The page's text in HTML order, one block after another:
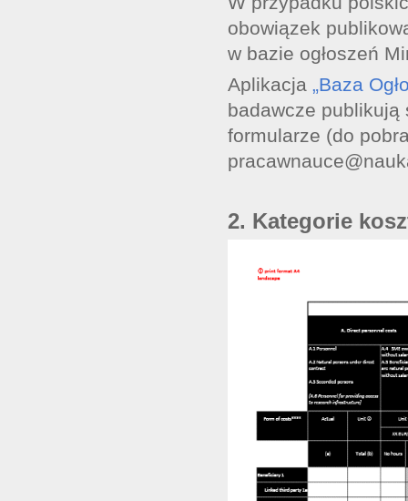
obowiązek
w bazie ogłoszeń
Aplikacja
„Baza
badawcze publikują
formularze (do
2. Kategorie